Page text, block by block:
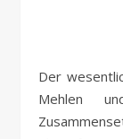
Der
Mehlen